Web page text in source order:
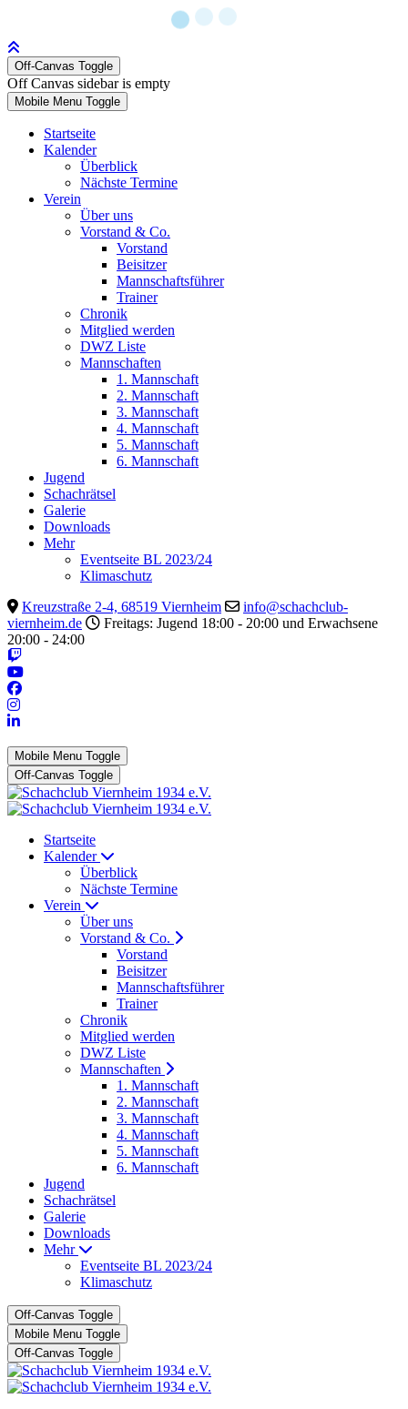
Off-Canvas Toggle
Off Canvas sidebar is empty
Mobile Menu Toggle
Startseite
Kalender
Überblick
Nächste Termine
Verein
Über uns
Vorstand & Co.
Vorstand
Beisitzer
Mannschaftsführer
Trainer
Chronik
Mitglied werden
DWZ Liste
Mannschaften
1. Mannschaft
2. Mannschaft
3. Mannschaft
4. Mannschaft
5. Mannschaft
6. Mannschaft
Jugend
Schachrätsel
Galerie
Downloads
Mehr
Eventseite BL 2023/24
Klimaschutz
Kreuzstraße 2-4, 68519 Viernheim
info@schachclub-
viernheim.de
Freitags: Jugend 18:00 - 20:00 und Erwachsene
20:00 - 24:00
Mobile Menu Toggle
Off-Canvas Toggle
Startseite
Kalender
Überblick
Nächste Termine
Verein
Über uns
Vorstand & Co.
Vorstand
Beisitzer
Mannschaftsführer
Trainer
Chronik
Mitglied werden
DWZ Liste
Mannschaften
1. Mannschaft
2. Mannschaft
3. Mannschaft
4. Mannschaft
5. Mannschaft
6. Mannschaft
Jugend
Schachrätsel
Galerie
Downloads
Mehr
Eventseite BL 2023/24
Klimaschutz
Off-Canvas Toggle
Mobile Menu Toggle
Off-Canvas Toggle